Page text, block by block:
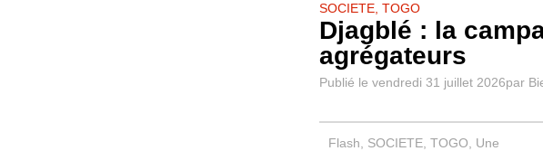
SOCIETE TOGO
Djagblé : la
agrégateurs
Publié le vendredi 31 juillet 2026par
Flash SOCIETE TOGO Une